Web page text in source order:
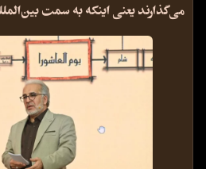
می‌گذارند یعنی اینکه به سمت